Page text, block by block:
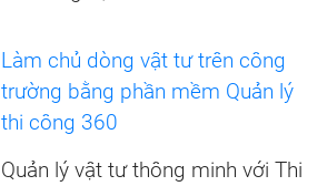
Làm chủ dòng vật tư trên công
trường bằng phần mềm Quản lý
thi công 360
Quản lý vật tư thông minh với Thi